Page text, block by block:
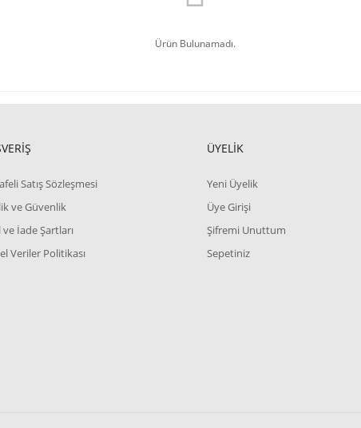
Ürün Bulunamadı.
Satış Sözleşmesi
ve Güvenlik
İade Şartları
Veriler Politikası
ÜYELİK
Yeni Üyelik
Üye Girişi
Şifremi Unuttum
Sepetiniz